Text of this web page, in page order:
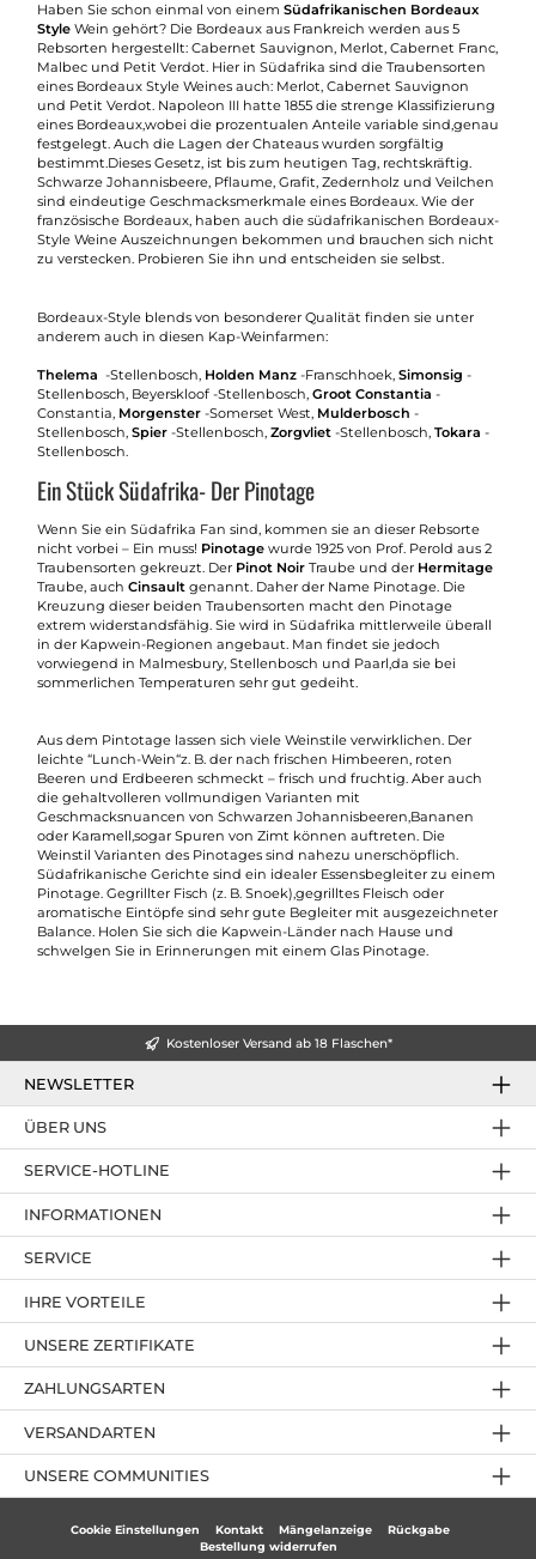
Haben Sie schon einmal von einem Südafrikanischen Bordeaux
Style Wein gehört? Die Bordeaux aus Frankreich werden aus 5
Rebsorten hergestellt: Cabernet Sauvignon, Merlot, Cabernet Franc,
Malbec und Petit Verdot. Hier in Südafrika sind die Traubensorten
eines Bordeaux Style Weines auch: Merlot, Cabernet Sauvignon
und Petit Verdot. Napoleon III hatte 1855 die strenge Klassifizierung
eines Bordeaux,wobei die prozentualen Anteile variable sind,genau
festgelegt. Auch die Lagen der Chateaus wurden sorgfältig
bestimmt.Dieses Gesetz, ist bis zum heutigen Tag, rechtskräftig.
Schwarze Johannisbeere, Pflaume, Grafit, Zedernholz und Veilchen
sind eindeutige Geschmacksmerkmale eines Bordeaux. Wie der
französische Bordeaux, haben auch die südafrikanischen Bordeaux-
Style Weine Auszeichnungen bekommen und brauchen sich nicht
zu verstecken. Probieren Sie ihn und entscheiden sie selbst.
Bordeaux-Style blends von besonderer Qualität finden sie unter
anderem auch in diesen Kap-Weinfarmen:
Thelema -Stellenbosch, Holden Manz -Franschhoek, Simonsig -
Stellenbosch, Beyerskloof -Stellenbosch, Groot Constantia -
Constantia, Morgenster -Somerset West, Mulderbosch -
Stellenbosch, Spier -Stellenbosch, Zorgvliet -Stellenbosch, Tokara -
Stellenbosch.
Ein Stück Südafrika- Der Pinotage
Wenn Sie ein Südafrika Fan sind, kommen sie an dieser Rebsorte
nicht vorbei – Ein muss! Pinotage wurde 1925 von Prof. Perold aus 2
Traubensorten gekreuzt. Der Pinot Noir Traube und der Hermitage
Traube, auch Cinsault genannt. Daher der Name Pinotage. Die
Kreuzung dieser beiden Traubensorten macht den Pinotage
extrem widerstandsfähig. Sie wird in Südafrika mittlerweile überall
in der Kapwein-Regionen angebaut. Man findet sie jedoch
vorwiegend in Malmesbury, Stellenbosch und Paarl,da sie bei
sommerlichen Temperaturen sehr gut gedeiht.
Aus dem Pintotage lassen sich viele Weinstile verwirklichen. Der
leichte “Lunch-Wein“z. B. der nach frischen Himbeeren, roten
Beeren und Erdbeeren schmeckt – frisch und fruchtig. Aber auch
die gehaltvolleren vollmundigen Varianten mit
Geschmacksnuancen von Schwarzen Johannisbeeren,Bananen
oder Karamell,sogar Spuren von Zimt können auftreten. Die
Weinstil Varianten des Pinotages sind nahezu unerschöpflich.
Südafrikanische Gerichte sind ein idealer Essensbegleiter zu einem
Pinotage. Gegrillter Fisch (z. B. Snoek),gegrilltes Fleisch oder
aromatische Eintöpfe sind sehr gute Begleiter mit ausgezeichneter
Balance. Holen Sie sich die Kapwein-Länder nach Hause und
schwelgen Sie in Erinnerungen mit einem Glas Pinotage.
Kostenloser Versand ab 18 Flaschen*
NEWSLETTER
SERVICE-HOTLINE
IHRE VORTEILE
ZAHLUNGSARTEN
ÜBER UNS
UNSERE ZERTIFIKATE
INFORMATIONEN
SERVICE
UNSERE COMMUNITIES
VERSANDARTEN
Cookie Einstellungen Kontakt Mängelanzeige
Rückgabe
Bestellung widerrufen